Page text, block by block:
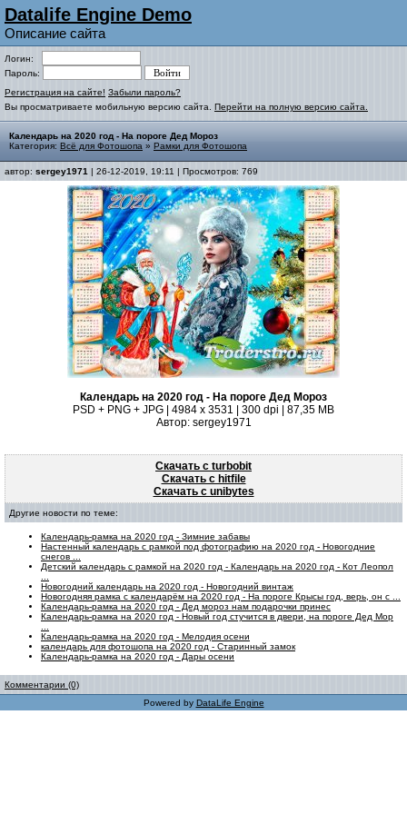
Datalife Engine Demo
Описание сайта
Логин:
Пароль:
Регистрация на сайте! Забыли пароль?
Вы просматриваете мобильную версию сайта. Перейти на полную версию сайта.
Календарь на 2020 год - На пороге Дед Мороз
Категория: Всё для Фотошопа » Рамки для Фотошопа
автор: sergey1971 | 26-12-2019, 19:11 | Просмотров: 769
Календарь на 2020 год - На пороге Дед Мороз
PSD + PNG + JPG | 4984 x 3531 | 300 dpi | 87,35 MB
Автор: sergey1971
Скачать с turbobit
Скачать с hitfile
Скачать с unibytes
Другие новости по теме:
Календарь-рамка на 2020 год - Зимние забавы
Настенный календарь с рамкой под фотографию на 2020 год - Новогодние
снегов ...
Детский календарь с рамкой на 2020 год - Календарь на 2020 год - Кот Леопол
Новогодний календарь на 2020 год - Новогодний винтаж
Новогодняя рамка с календарём на 2020 год - На пороге Крысы год, верь, он с ...
Календарь-рамка на 2020 год - Дед мороз нам подарочки принес
Календарь-рамка на 2020 год - Новый год стучится в двери, на пороге Дед Мор
Календарь-рамка на 2020 год - Мелодия осени
календарь для фотошопа на 2020 год - Старинный замок
Календарь-рамка на 2020 год - Дары осени
Комментарии (0)
Powered by DataLife Engine